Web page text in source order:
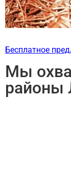
Бесплатное
Мы
районы